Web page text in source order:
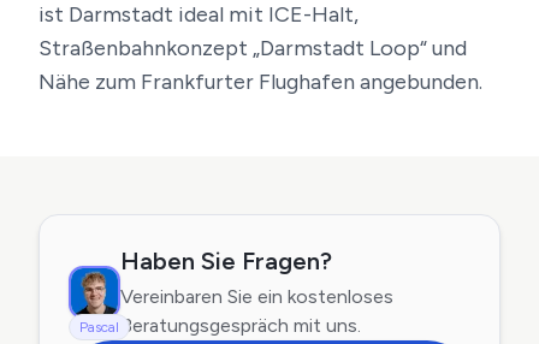
ist Darmstadt ideal mit ICE-Halt,
Straßenbahnkonzept „Darmstadt Loop“ und
Nähe zum Frankfurter Flughafen angebunden.
Pascal
Haben Sie Fragen?
Vereinbaren Sie ein kostenloses
Beratungsgespräch mit uns.